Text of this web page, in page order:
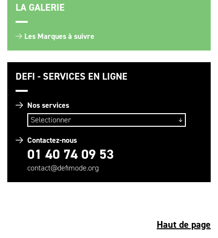
LA GALERIE
Les Marques à suivre
DEFI - SERVICES EN LIGNE
Nos services
Contactez-nous
01 40 74 09 53
contact@defimode.org
Haut de page